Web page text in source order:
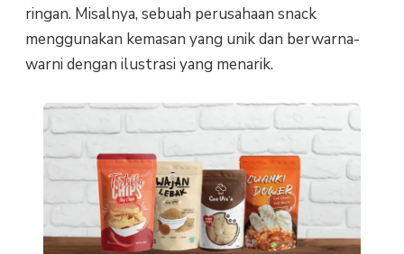
ringan. Misalnya, sebuah perusahaan snack
menggunakan kemasan yang unik dan berwarna-
warni dengan ilustrasi yang menarik.